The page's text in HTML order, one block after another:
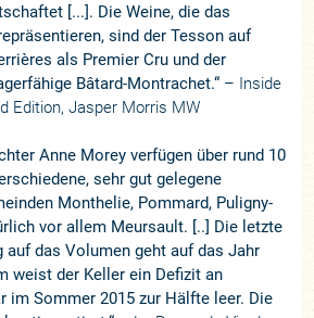
[...]. Die Weine, die das
sind der Tesson auf
als Premier Cru und der
Bâtard-Montrachet.“ – Inside
Edition, Jasper Morris MW
Anne Morey verfügen über rund 10
sehr gut gelegene
Monthelie, Pommard, Puligny-
vor allem Meursault. [..] Die letzte
auf das Volumen geht auf das Jahr
weist der Keller ein Defizit an
im Sommer 2015 zur Hälfte leer. Die